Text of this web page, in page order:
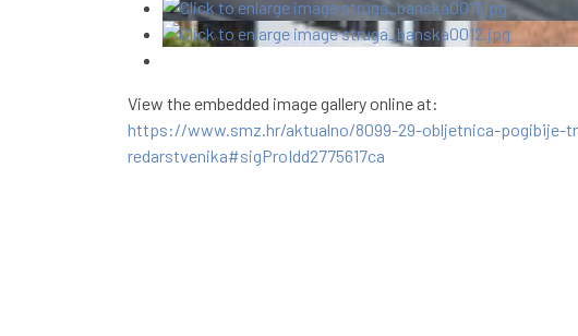
View the embedded image gallery online at:
https://www.smz.hr/aktualno/8099-29-obljetnica-pogibije-
redarstvenika#sigProIdd2775617ca